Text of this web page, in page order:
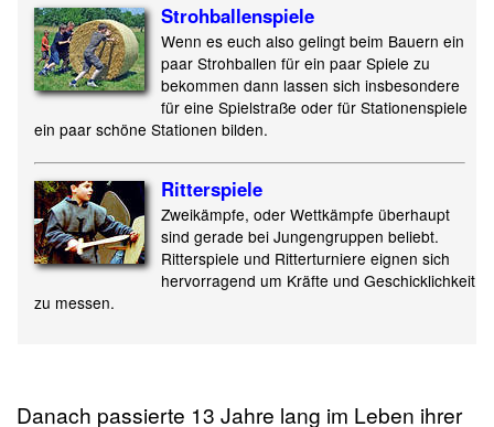
Strohballenspiele
Wenn es euch also gelingt beim Bauern ein
paar Strohballen für ein paar Spiele zu
bekommen dann lassen sich insbesondere
für eine Spielstraße oder für Stationenspiele
ein paar schöne Stationen bilden.
Ritterspiele
Zweikämpfe, oder Wettkämpfe überhaupt
sind gerade bei Jungengruppen beliebt.
Ritterspiele und Ritterturniere eignen sich
hervorragend um Kräfte und Geschicklichkeit
zu messen.
Danach passierte 13 Jahre lang im Leben ihrer